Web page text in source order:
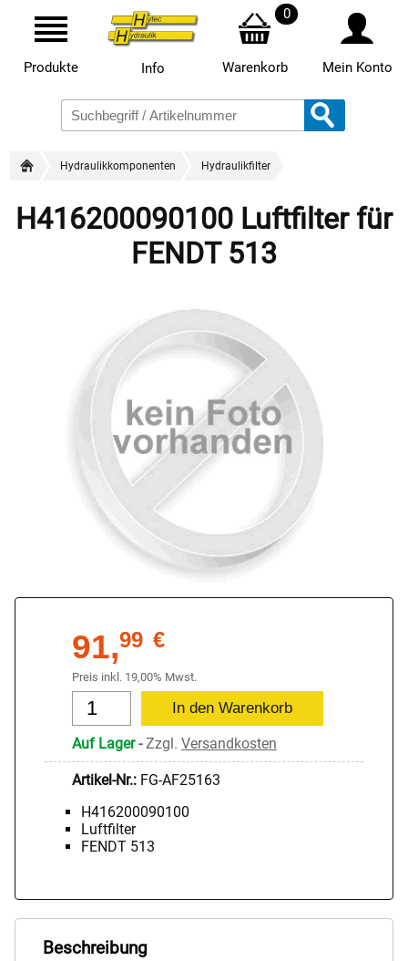
Produkte Info
0
Warenkorb Mein Konto
Hydraulikkomponenten Hydraulikfilter
H416200090100 Luftfilter für
FENDT 513
91,99 €
Preis inkl. 19,00% Mwst.
Auf Lager-Zzgl. Versandkosten
Artikel-Nr.: FG-AF25163
H416200090100
Luftfilter
FENDT 513
Beschreibung